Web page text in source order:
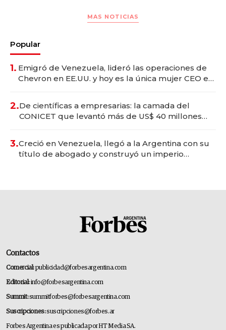
MAS NOTICIAS
Popular
1. Emigró de Venezuela, lideró las operaciones de
Chevron en EE.UU. y hoy es la única mujer CEO en
2.De científicas a empresarias: la camada del
CONICET que levantó más de US$ 40 millones
3.Creció en Venezuela, llegó a la Argentina con su
título de abogado y construyó un imperio
Contactos
Comercial:publicidad@forbesargentina.com
Editorial:info@forbesargentina.com
Summit:summitforbes@forbesargentina.com
Suscripciones:suscripciones@forbes.ar
Forbes Argentina es publicada por HT Media SA.